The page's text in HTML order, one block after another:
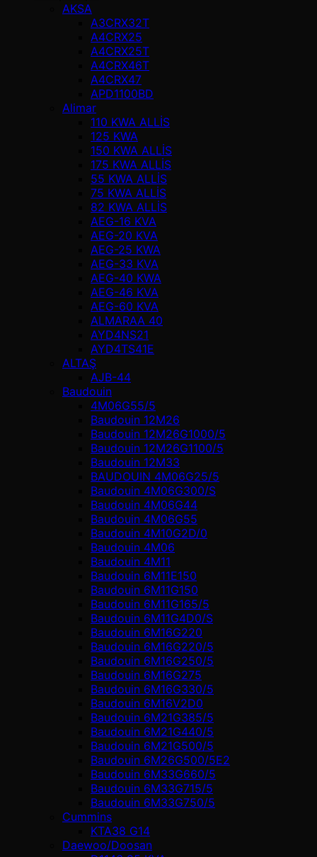
AKSA
A3CRX32T
A4CRX25
A4CRX25T
A4CRX46T
A4CRX47
APD1100BD
Alimar
110 KWA ALLİS
125 KWA
150 KWA ALLİS
175 KWA ALLİS
55 KWA ALLİS
75 KWA ALLİS
82 KWA ALLİS
AEG-16 KVA
AEG-20 KVA
AEG-25 KWA
AEG-33 KVA
AEG-40 KWA
AEG-46 KVA
AEG-60 KVA
ALMARAA 40
AYD4NS21
AYD4TS41E
ALTAŞ
AJB-44
Baudouin
4M06G55/5
Baudouin 12M26
Baudouin 12M26G1000/5
Baudouin 12M26G1100/5
Baudouin 12M33
BAUDOUIN 4M06G25/5
Baudouin 4M06G300/S
Baudouin 4M06G44
Baudouin 4M06G55
Baudouin 4M10G2D/0
Baudouin 4М06
Baudouin 4М11
Baudouin 6M11E150
Baudouin 6M11G150
Baudouin 6M11G165/5
Baudouin 6M11G4D0/S
Baudouin 6M16G220
Baudouin 6M16G220/5
Baudouin 6M16G250/5
Baudouin 6M16G275
Baudouin 6M16G330/5
Baudouin 6M16V2D0
Baudouin 6M21G385/5
Baudouin 6M21G440/5
Baudouin 6M21G500/5
Baudouin 6M26G500/5E2
Baudouin 6M33G660/5
Baudouin 6M33G715/5
Baudouin 6M33G750/5
Cummins
KTA38 G14
Daewoo/Doosan